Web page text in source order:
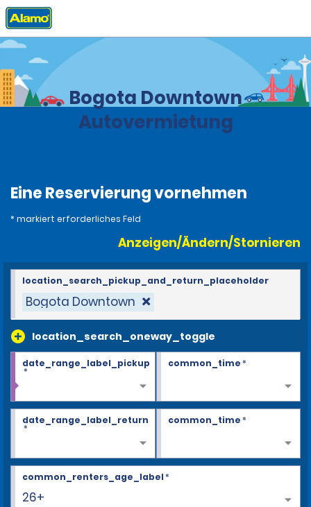
Privat Stationen
Bogota Downtown
Autovermietung
Eine Reservierung vornehmen
* markiert erforderliches Feld
Anzeigen/Ändern/Stornieren
Bogota Downtown
location_search_oneway_toggle
location_search_pickup_and_return_placeholder
date_range_label_pickup
*
common_time*
date_range_label_return
*
common_time*
26+
common_renters_age_label*